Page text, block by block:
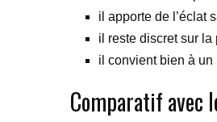
il apporte de l’éclat
il reste discret sur la
il convient bien à
Comparatif avec